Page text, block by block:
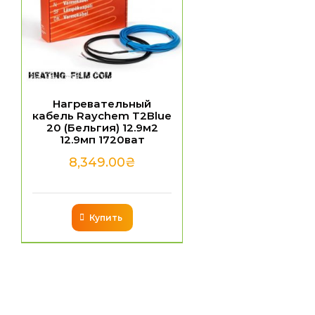
Нагревательный
кабель Raychem T2Blue
20 (Бельгия) 12.9м2
12.9мп 1720ват
8,349.00₴
Купить